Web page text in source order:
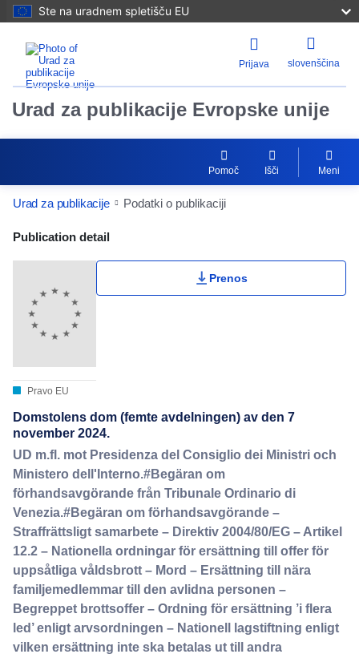
Ste na uradnem spletišču EU
Prijava slovenščina
Urad za publikacije Evropske unije
Pomoč Išči Meni
Urad za publikacije Podatki o publikaciji
Publication Detail Actions Portlet
Publication detail
Pravo EU
Prenos
Domstolens dom (femte avdelningen) av den 7
november 2024.
UD m.fl. mot Presidenza del Consiglio dei Ministri och
Ministero dell'Interno.#Begäran om
förhandsavgörande från Tribunale Ordinario di
Venezia.#Begäran om förhandsavgörande –
Straffrättsligt samarbete – Direktiv 2004/80/EG – Artikel
12.2 – Nationella ordningar för ersättning till offer för
uppsåtliga våldsbrott – Mord – Ersättning till nära
familjemedlemmar till den avlidna personen –
Begreppet brottsoffer – Ordning för ersättning ’i flera
led’ enligt arvsordningen – Nationell lagstiftning enligt
vilken ersättning inte ska betalas ut till andra